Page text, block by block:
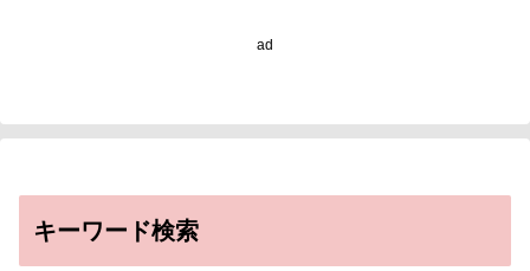
ad
キーワード検索